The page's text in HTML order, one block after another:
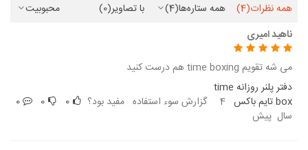
همه نظرات(4) همه ستاره‌ها(4) با تصاویر(0)
محبوبیت
ناهید امیری
می شه تقویم time boxing هم درست کنید
دفتر پلنر روزانه time
box تایم باکس
4
سال پیش
گزارش سوء استفاده مفید بود؟ 0
0
0